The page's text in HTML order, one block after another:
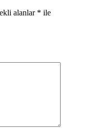
alanlar * ile